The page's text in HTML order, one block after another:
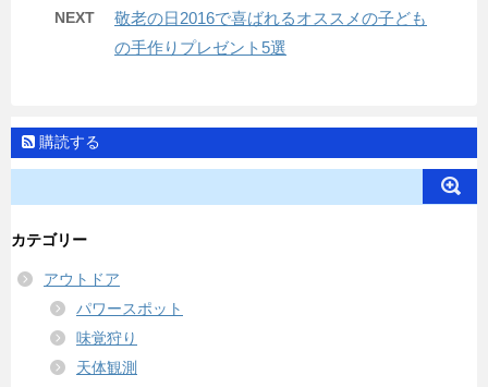
NEXT
敬老の日2016で喜ばれるオススメの子ども
の手作りプレゼント5選
購読する
カテゴリー
アウトドア
パワースポット
味覚狩り
天体観測